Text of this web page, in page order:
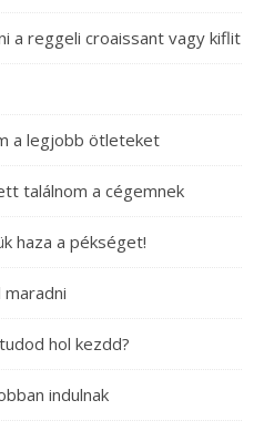
a reggeli croaissant vagy kiflit
a legjobb ötleteket
találnom a cégemnek
haza a pékséget!
maradni
hol kezdd?
indulnak